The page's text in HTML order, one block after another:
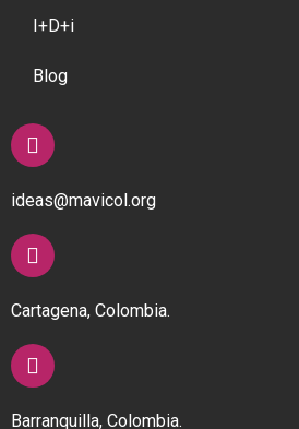
I+D+i
Blog
ideas@mavicol.org
Cartagena, Colombia.
Barranquilla, Colombia.